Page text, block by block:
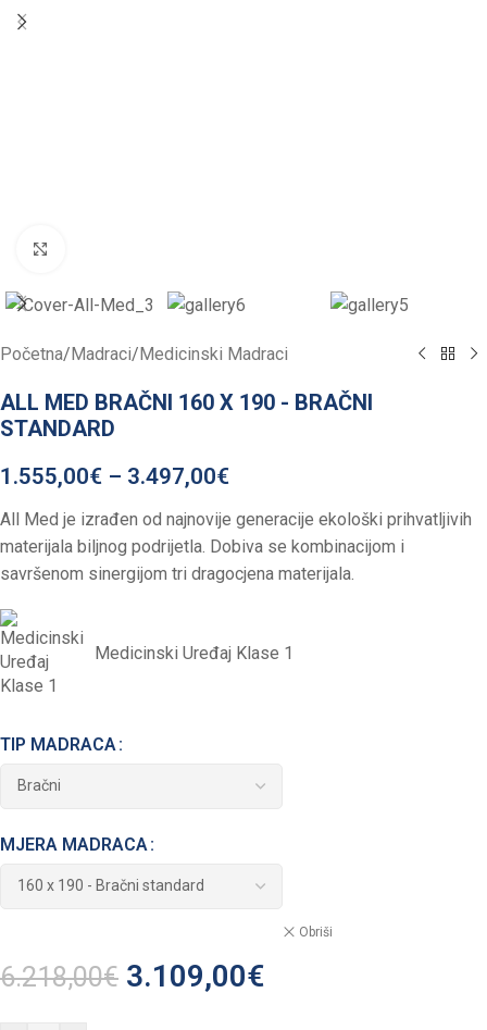
Početna/Madraci/Medicinski Madraci
ALL MED BRAČNI 160 X 190 - BRAČNI
STANDARD
1.555,00€ – 3.497,00€
All Med je izrađen od najnovije generacije ekološki prihvatljivih
materijala biljnog podrijetla. Dobiva se kombinacijom i
savršenom sinergijom tri dragocjena materijala.
Medicinski Uređaj Klase 1
TIP MADRACA
MJERA MADRACA
Obriši
6.218,00€ 3.109,00€